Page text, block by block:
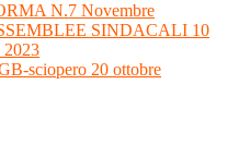
N.7 Novembre
SINDACALI 10
sciopero 20 ottobre